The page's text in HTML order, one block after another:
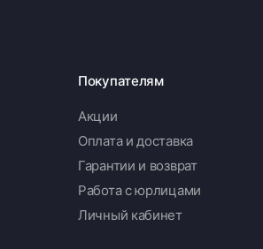
Покупателям
Акции
Оплата и доставка
Гарантии и возврат
Работа с юрлицами
Личный кабинет